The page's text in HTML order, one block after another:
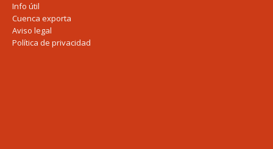
Info útil
Cuenca exporta
Aviso legal
Política de privacidad